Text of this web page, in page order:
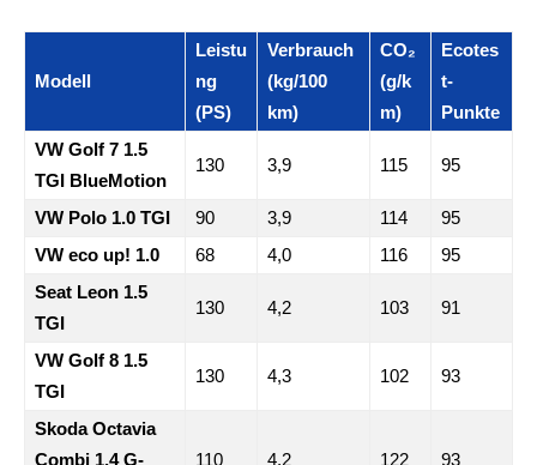
Modell
Leistu
ng
(PS)
Verbrauch
(kg/100
km)
CO₂
(g/k
m)
Ecotes
t-
Punkte
VW Golf 7 1.5
TGI BlueMotion
130 3,9 115 95
VW Polo 1.0 TGI 90 3,9 114
95
VW eco up! 1.0
68 4,0 116
95
Seat Leon 1.5
TGI
130 4,2 103 91
VW Golf 8 1.5
TGI
130 4,3 102 93
Skoda Octavia
Combi 1.4 G-
110 4,2 122 93